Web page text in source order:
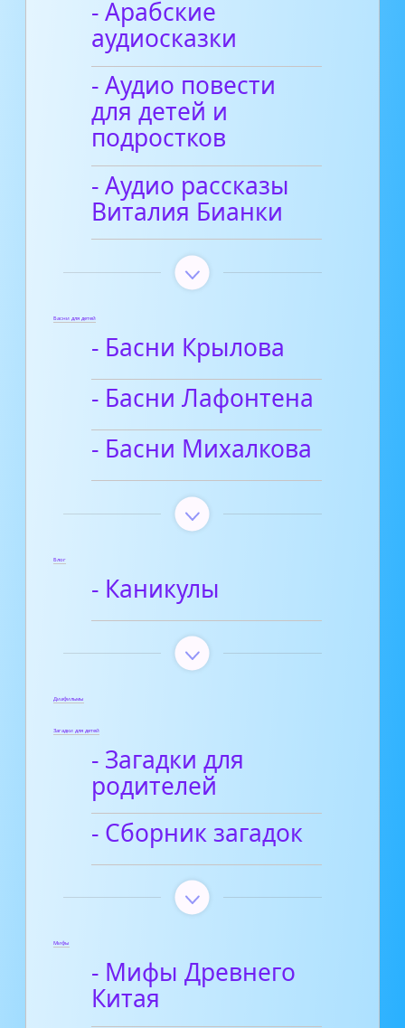
- Арабские
аудиосказки
- Аудио повести
для детей и
подростков
- Аудио рассказы
Виталия Бианки
Басни для детей
- Басни Крылова
- Басни Лафонтена
- Басни Михалкова
Блог
- Каникулы
Диафильмы
Загадки для детей
- Загадки для
родителей
- Сборник загадок
Мифы
- Мифы Древнего
Китая